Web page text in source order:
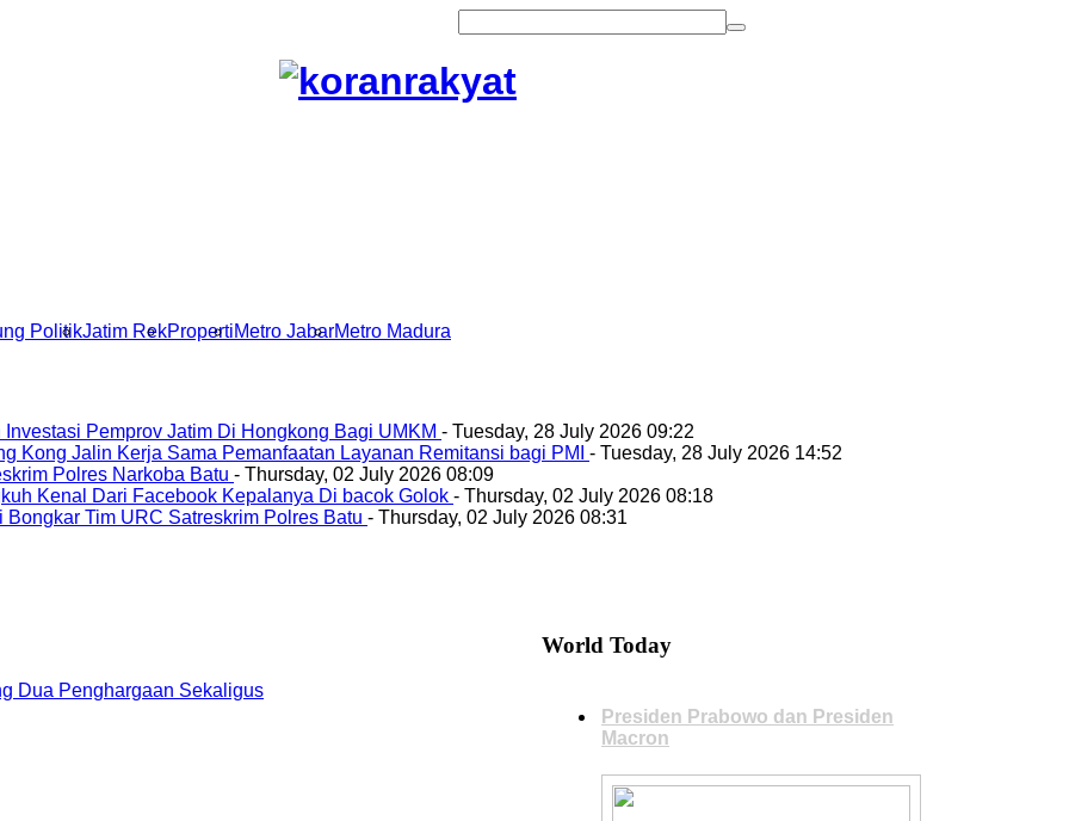
PolitikJatim RekPropertiMetro JabarMetro Madura
Pemprov Jatim Di Hongkong Bagi UMKM - Tuesday, 28 July 2026 09:22
Kong Jalin Kerja Sama Pemanfaatan Layanan Remitansi bagi PMI - Tuesday, 28 July 2026 14:52
Polres Narkoba Batu - Thursday, 02 July 2026 08:09
Kenal Dari Facebook Kepalanya Di bacok Golok - Thursday, 02 July 2026 08:18
Tim URC Satreskrim Polres Batu - Thursday, 02 July 2026 08:31
World Today
Presiden Prabowo dan Presiden
Macron